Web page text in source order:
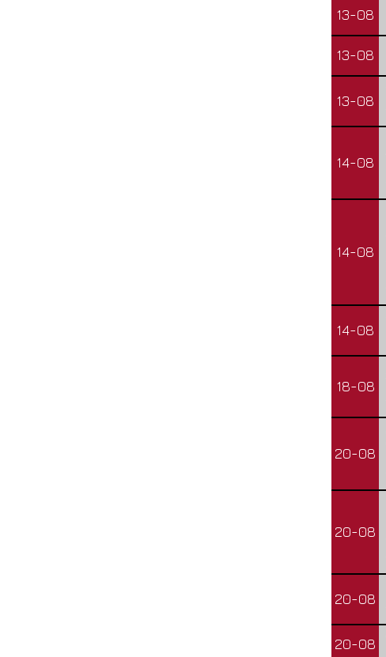
13-08
13-08
13-08
14-08
14-08
14-08
18-08
20-08
20-08
20-08
20-08